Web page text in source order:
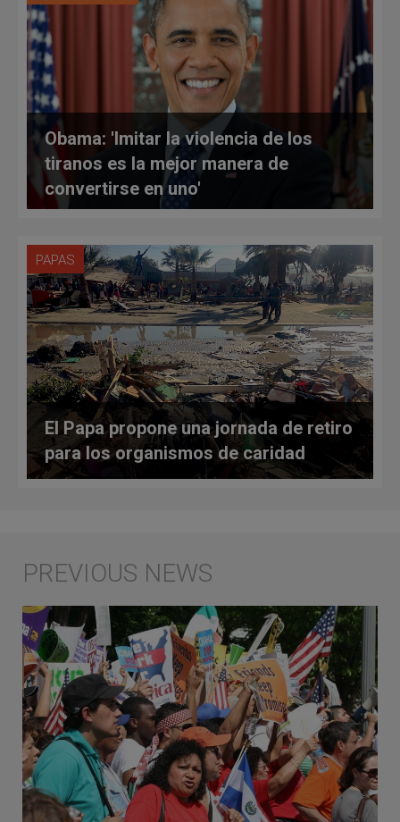
Obama: 'Imitar la violencia de los
tiranos es la mejor manera de
convertirse en uno'
PAPAS
El Papa propone una jornada de retiro
para los organismos de caridad